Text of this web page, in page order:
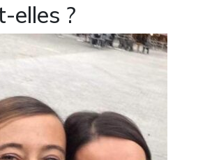
elles ?